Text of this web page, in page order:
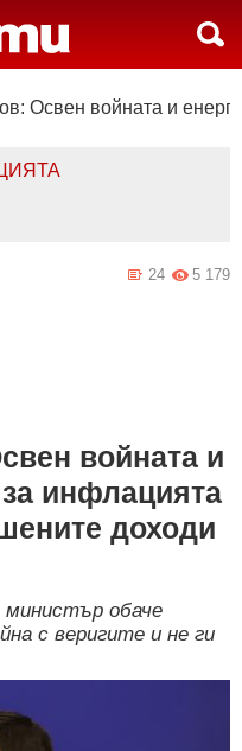
Освен войната и
5 179
24
войната и
инфлацията
доходи
министър обаче
с веригите и не ги